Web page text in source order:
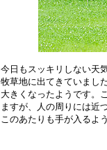
今日もスッキリしない天
牧草地に出てきていまし
大きくなったようです。
ますが、人の周りには近